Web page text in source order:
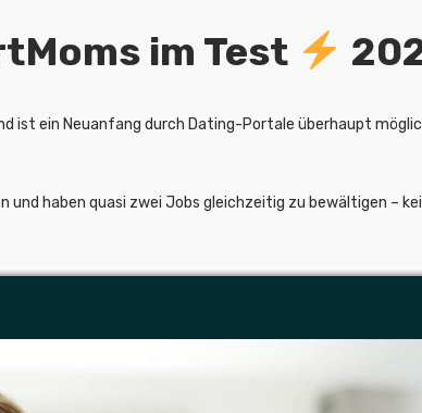
im Test
ist ein Neuanfang durch Dating-Portale überhaupt
haben quasi zwei Jobs gleichzeitig zu bewältigen –